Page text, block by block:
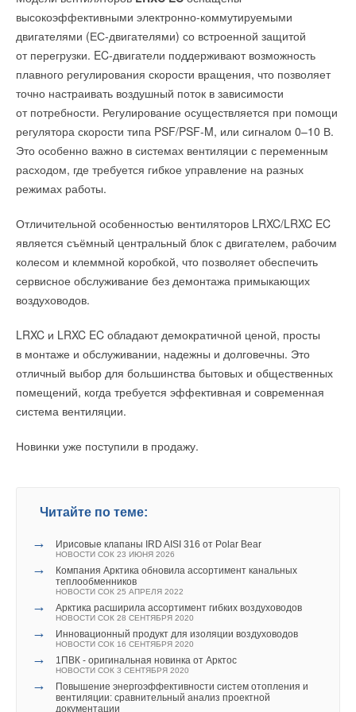
высокоэффективными электронно-коммутируемыми
двигателями (ЕС-двигателями) со встроенной защитой
от перегрузки. EC-двигатели поддерживают возможность
плавного регулирования скорости вращения, что позволяет
точно настраивать воздушный поток в зависимости
от потребности. Регулирование осуществляется при помощи
регулятора скорости типа PSF/PSF-M, или сигналом 0–10 В.
Это особенно важно в системах вентиляции с переменным
расходом, где требуется гибкое управление на разных
режимах работы.
Отличительной особенностью вентиляторов LRXC/LRXC EC
является съёмный центральный блок с двигателем, рабочим
колесом и клеммной коробкой, что позволяет обеспечить
сервисное обслуживание без демонтажа примыкающих
воздуховодов.
LRXC и LRXC EC обладают демократичной ценой, просты
в монтаже и обслуживании, надежны и долговечны. Это
отличный выбор для большинства бытовых и общественных
помещений, когда требуется эффективная и современная
система вентиляции.
Новинки уже поступили в продажу.
Читайте по теме:
→ Ирисовые клапаны IRD AISI 316 от Polar Bear
НОВОСТИ СОК 23 ИЮНЯ 2026
→
Компания Арктика обновила ассортимент канальных
теплообменников
НОВОСТИ СОК 25 АПРЕЛЯ 2022
→ Арктика расширила ассортимент гибких воздуховодов
НОВОСТИ СОК 28 СЕНТЯБРЯ 2020
→ Инновационный продукт для изоляции воздуховодов
НОВОСТИ СОК 16 СЕНТЯБРЯ 2020
→ 1ПВК - оригинальная новинка от Арктос
НОВОСТИ СОК 3 СЕНТЯБРЯ 2020
→
Повышение энергоэффективности систем отопления и
вентиляции: сравнительный анализ проектной
документации
Более подробно познакомиться с составом комплекта и его
характеристиками можно на соответствующей продуктовой
странице сайта компании.
ИСТОЧНИК:ROLS ISOMARKET
теплоизоляцию Energomax®
НОВОСТИ СОК 15 ДЕКАБРЯ 2021
НОВОСТИ СОК 21 ИЮЛЯ 2021
→ Energomax® – теплоизоляция по-максимуму
вспененного полиэтилена в форме трубок. Часть 4.
Пожарная безопасность теплоизоляционных
материалов
ЖУРНАЛ СОК ЯНВАРЬ 2020
вспененного полиэтилена в форме трубок. Часть 1. Цели
и задачи
ЖУРНАЛ СОК ИЮЛЬ 2019
НОВОСТИ СОК 1 ФЕВРАЛЯ 2016
→ «ЭНЕРГОФЛЕКС» — 5 лет. Новый этап развития
Комментарии
В этой теме еще нет комментариев
среднегодовая солнечная радиация здесь превышает
1800 кВт·ч на квадратный метр, ветровой потенциал
превышает 2000 МВт, а биомасса сахарного тростника
и быстро распространяющегося кустарника марабу может
служить дополнительным устойчивым источником энергии.
Учитывая этот потенциал, исследователи построили три
сценария развития кубинской электроэнергетики до
2050 года.
Первыйотражает действующие планы правительства Кубы,
и социального развития до 2030 года и Декрете-законе №
345. Этот сценарий предусматривает постепенное
наращивание мощностей солнечной энергетики до
2706 МВт, сохранение значительной доли тепловой
генерации и перевод 4
Второй сценарийвыходит за рамки действующих целевых
показателей. Он предполагает сокращение мощности ТЭС
до резервного уровня в 1500 МВт, расширение
ветроэнергетики до 820 МВт, строительство солнечных
использующих разницу температур океанской воды, а также
к 2050 году с полной электрификацией транспорта
и максимальным использованием биомассы, ветра и солнца.
Проведенное учеными моделирование показало, что
в первом, так называемом правительственном сценарии,
доля возобновляемой генерации к 2050 году достигает лишь
5%, что значительно ниже заявленной цели в 10
Более того, из-за сохранения и даже наращивания тепловой
генерации для покрытия постоянной нагрузки энергосистемы